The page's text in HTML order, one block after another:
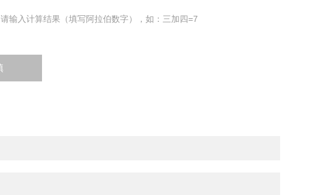
请输入计算结果（填写阿拉伯数字），如：三加四=7